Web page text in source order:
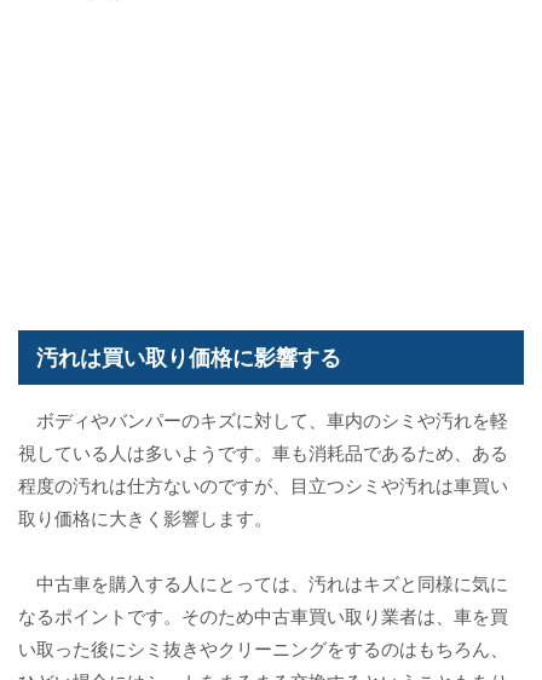
汚れは買い取り価格に影響する
ボディやバンパーのキズに対して、車内のシミや汚れを軽
視している人は多いようです。車も消耗品であるため、ある
程度の汚れは仕方ないのですが、目立つシミや汚れは車買い
取り価格に大きく影響します。
中古車を購入する人にとっては、汚れはキズと同様に気に
なるポイントです。そのため中古車買い取り業者は、車を買
い取った後にシミ抜きやクリーニングをするのはもちろん、